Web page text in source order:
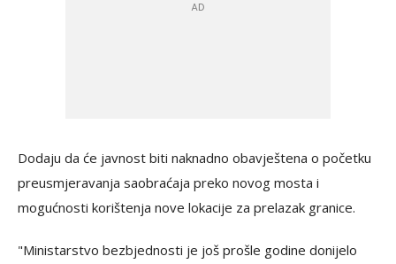
Dodaju da će javnost biti naknadno obavještena o početku
preusmjeravanja saobraćaja preko novog mosta i
mogućnosti korištenja nove lokacije za prelazak granice.
"Ministarstvo bezbjednosti je još prošle godine donijelo